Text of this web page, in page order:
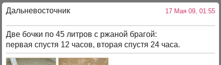
Дальневосточник 17 Мая 09, 01:55
Две бочки по 45 литров с ржаной брагой:
первая спустя 12 часов, вторая спустя 24 часа.